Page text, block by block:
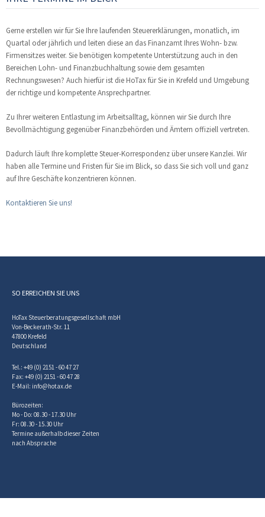
Gerne erstellen wir für Sie Ihre laufenden Steuererklärungen, monatlich, im
Quartal oder jährlich und leiten diese an das Finanzamt Ihres Wohn- bzw.
Firmensitzes weiter. Sie benötigen kompetente Unterstützung auch in den
Bereichen Lohn- und Finanzbuchhaltung sowie dem gesamten
Rechnungswesen? Auch hierfür ist die HoTax für Sie in Krefeld und Umgebung
der richtige und kompetente Ansprechpartner.
Zu Ihrer weiteren Entlastung im Arbeitsalltag, können wir Sie durch Ihre
Bevollmächtigung gegenüber Finanzbehörden und Ämtern offiziell vertreten.
Dadurch läuft Ihre komplette Steuer-Korrespondenz über unsere Kanzlei. Wir
haben alle Termine und Fristen für Sie im Blick, so dass Sie sich voll und ganz
auf Ihre Geschäfte konzentrieren können.
Kontaktieren Sie uns!
SO ERREICHEN SIE UNS
HoTax Steuerberatungsgesellschaft mbH
Von-Beckerath-Str. 11
47800 Krefeld
Deutschland
Tel.: +49 (0) 2151 - 60 47 27
Fax: +49 (0) 2151 - 60 47 28
E-Mail: info@hotax.de
Bürozeiten:
Mo - Do: 08.30 - 17.30 Uhr
Fr: 08.30 - 15.30 Uhr
Termine außerhalb dieser Zeiten
nach Absprache